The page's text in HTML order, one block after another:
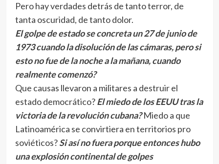
Pero hay verdades detrás de tanto terror, de
tanta oscuridad, de tanto dolor.
El golpe de estado se concreta un 27 de junio de
1973 cuando la disolución de las cámaras, pero si
esto no fue de la noche a la mañana, cuando
realmente comenzó?
Que causas llevaron a militares a destruir el
estado democrático?El miedo de los EEUU tras la
victoria de la revolución cubana?Miedo a que
Latinoamérica se convirtiera en territorios pro
soviéticos?Si así no fuera porque entonces hubo
una explosión continental de golpes